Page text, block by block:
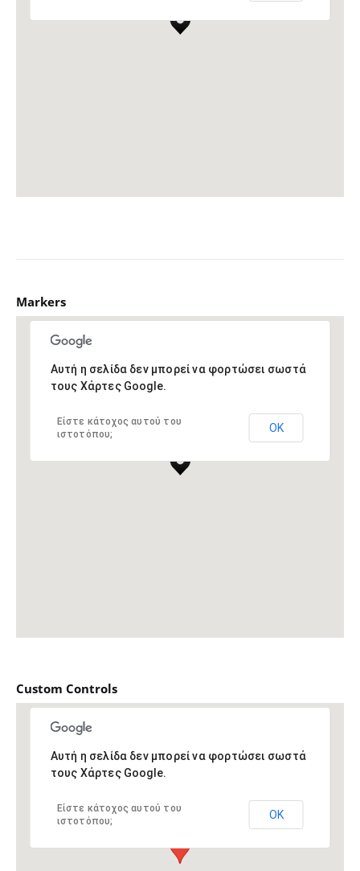
Markers
Αυτή η σελίδα δεν μπορεί να φορτώσει σωστά
τους Χάρτες Google.
Είστε κάτοχος αυτού του
ιστοτόπου;
ΟΚ
Custom Controls
Αυτή η σελίδα δεν μπορεί να φορτώσει σωστά
τους Χάρτες Google.
Είστε κάτοχος αυτού του
ιστοτόπου;
ΟΚ